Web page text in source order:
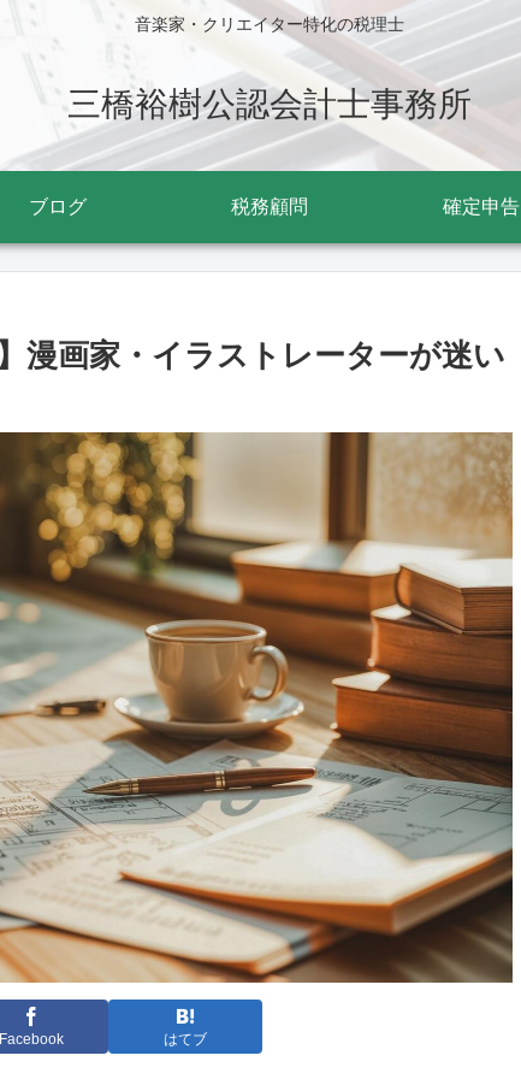
音楽家・クリエイター特化の税理士
三橋裕樹公認会計士事務所
ブログ 税務顧問 確定申告
漫画家・イラストレーターが迷い
Facebook はてブ